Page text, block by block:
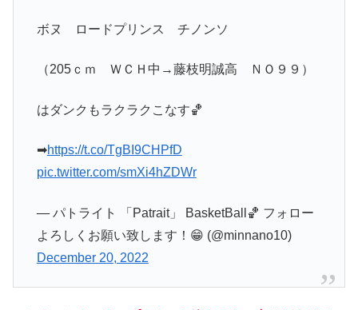
ボヌ ロードプリンス チノンソ
（205ｃｍ ＷＣＨ中→藤枝明誠高 ＮＯ９９）
はダンクもラクラクこなす🏀
➡https://t.co/TgBI9CHPfD
pic.twitter.com/smXi4hZDWr
— パトライト 「Patrait」 BasketBall🏀 フォロー
よろしくお願い致します！😁 (@minnano10)
December 20, 2022